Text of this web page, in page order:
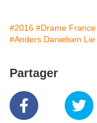
#2016 #Drame France
#Anders Danielsen Lie
Partager